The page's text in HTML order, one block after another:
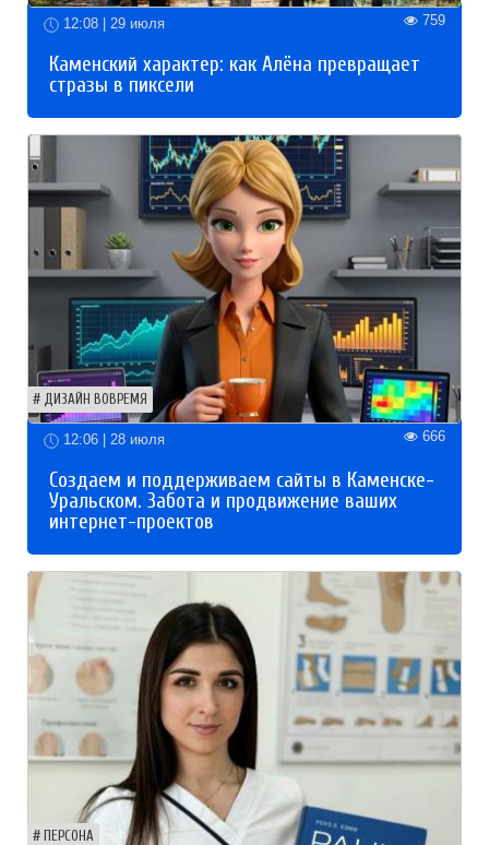
12:08 | 29 июля 759
Каменский характер: как Алёна превращает
стразы в пиксели
ДИЗАЙН ВОВРЕМЯ
12:06 | 28 июля 666
Создаем и поддерживаем сайты в Каменске-
Уральском. Забота и продвижение ваших
интернет-проектов
ПЕРСОНА